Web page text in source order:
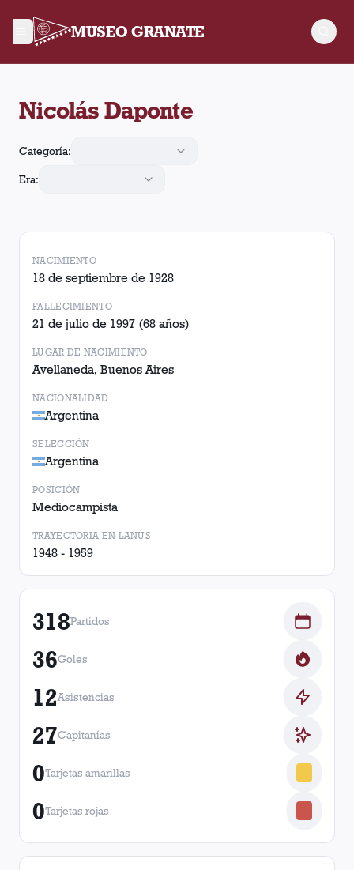
MUSEO GRANATE
Nicolás Daponte
Categoría:
Era:
NACIMIENTO
18 de septiembre de 1928
FALLECIMIENTO
21 de julio de 1997 (68 años)
LUGAR DE NACIMIENTO
Avellaneda, Buenos Aires
NACIONALIDAD
Argentina
SELECCIÓN
Argentina
POSICIÓN
Mediocampista
TRAYECTORIA EN LANÚS
1948 - 1959
318Partidos
36Goles
12Asistencias
27Capitanías
0Tarjetas amarillas
0Tarjetas rojas